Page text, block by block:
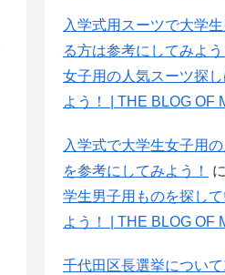
入学式用スーツで大学
る方は参考にしてみよう
女子用の人気スーツ探
よう！ | THE BLOG OF
入学式で大学生女子用
を参考にしてみよう！
に
学生男子用ものを探し
よう！ | THE BLOG OF
千代田区長選挙につい